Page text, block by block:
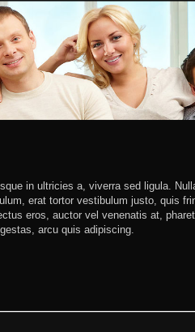
in ultricies a, viverra sed ligula.
erat tortor vestibulum justo, quis
eros, auctor vel venenatis at,
arcu quis adipiscing.